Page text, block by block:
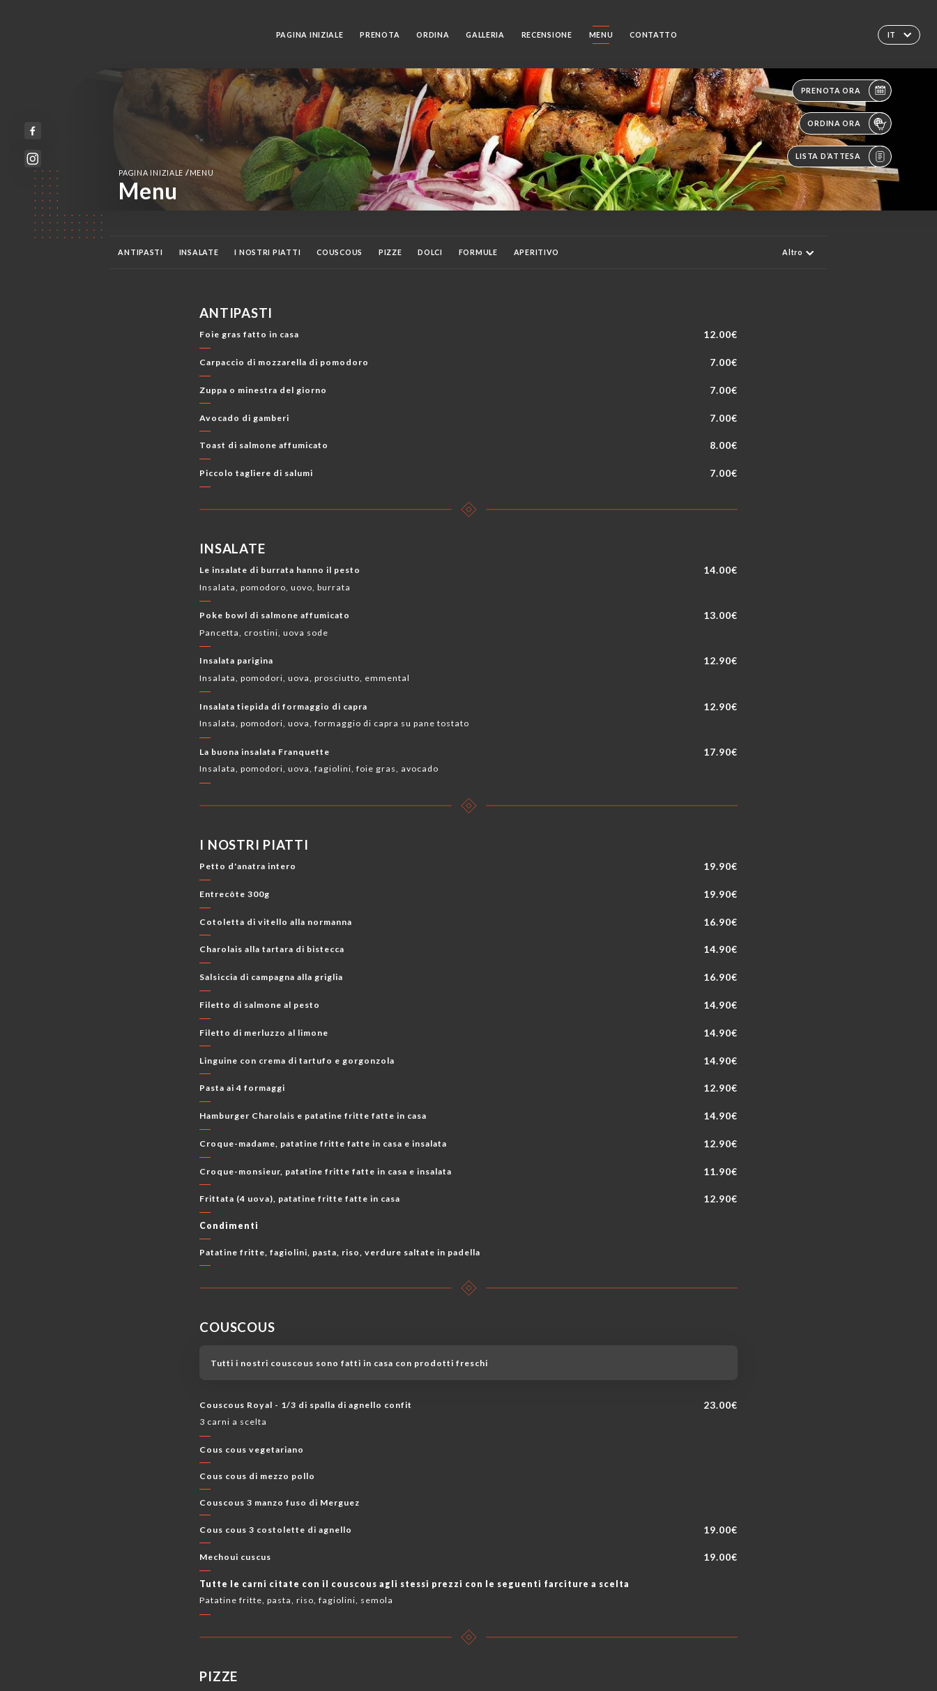
IT
PAGINA INIZIALE PRENOTA ORDINA GALLERIA RECENSIONE MENU CONTATTO
PRENOTA ORA
ORDINA ORA
LISTA D’ATTESA
PAGINA INIZIALE / MENU
Menu
ANTIPASTI INSALATE I NOSTRI PIATTI COUSCOUS PIZZE DOLCI FORMULE APERITIVO
CHAMPAGNE BEVANDE CALDE
Altro
ANTIPASTI
Foie gras fatto in casa 12.00€
Carpaccio di mozzarella di pomodoro 7.00€
Zuppa o minestra del giorno 7.00€
Avocado di gamberi 7.00€
Toast di salmone affumicato 8.00€
Piccolo tagliere di salumi 7.00€
INSALATE
Le insalate di burrata hanno il pesto 14.00€
Insalata, pomodoro, uovo, burrata
Poke bowl di salmone affumicato 13.00€
Pancetta, crostini, uova sode
Insalata parigina 12.90€
Insalata, pomodori, uova, prosciutto, emmental
Insalata tiepida di formaggio di capra 12.90€
Insalata, pomodori, uova, formaggio di capra su pane tostato
La buona insalata Franquette 17.90€
Insalata, pomodori, uova, fagiolini, foie gras, avocado
I NOSTRI PIATTI
Petto d'anatra intero 19.90€
Entrecôte 300g 19.90€
Cotoletta di vitello alla normanna 16.90€
Charolais alla tartara di bistecca 14.90€
Salsiccia di campagna alla griglia 16.90€
Filetto di salmone al pesto 14.90€
Filetto di merluzzo al limone 14.90€
Linguine con crema di tartufo e gorgonzola 14.90€
Pasta ai 4 formaggi 12.90€
Hamburger Charolais e patatine fritte fatte in casa 14.90€
Croque-madame, patatine fritte fatte in casa e insalata 12.90€
Croque-monsieur, patatine fritte fatte in casa e insalata 11.90€
Frittata (4 uova), patatine fritte fatte in casa 12.90€
Condimenti
Patatine fritte, fagiolini, pasta, riso, verdure saltate in padella
COUSCOUS
Tutti i nostri couscous sono fatti in casa con prodotti freschi
Couscous Royal - 1/3 di spalla di agnello confit 23.00€
3 carni a scelta
Cous cous vegetariano
Cous cous di mezzo pollo
Couscous 3 manzo fuso di Merguez
Cous cous 3 costolette di agnello 19.00€
Mechoui cuscus 19.00€
Tutte le carni citate con il couscous agli stessi prezzi con le seguenti farciture a scelta
Patatine fritte, pasta, riso, fagiolini, semola
PIZZE